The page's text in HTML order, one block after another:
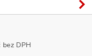
3 710,74 Kč bez DPH